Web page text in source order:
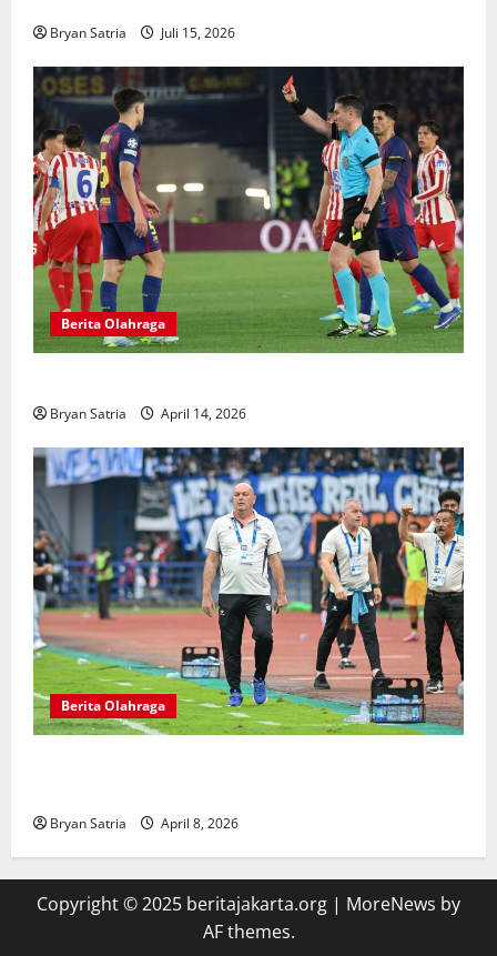
Bryan Satria Juli 15, 2026
Berita Olahraga
Bryan Satria April 14, 2026
Berita Olahraga
Bryan Satria April 8, 2026
Copyright © 2025 beritajakarta.org | MoreNews by
AF themes.